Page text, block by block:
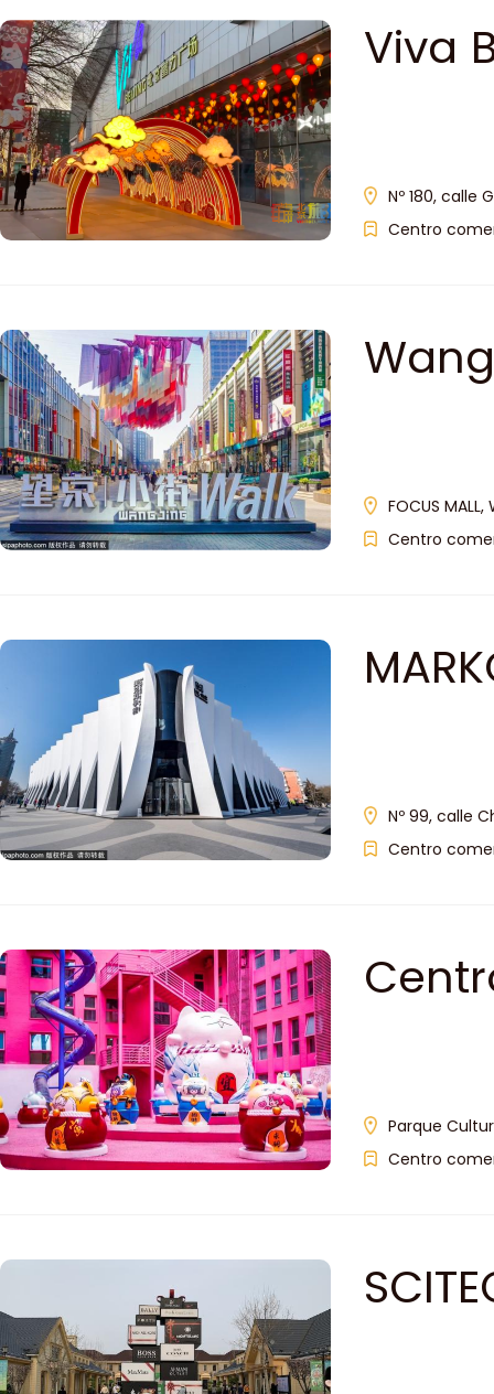
Viva
Nº 180, calle
Centro
FOCUS
Centro
Nº 99, calle
Centro
Parque
Centro